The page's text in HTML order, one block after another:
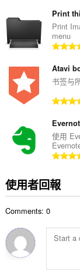
Print
Print
menu
Atavi
书签与
使用
使用者回報
Comments: 0